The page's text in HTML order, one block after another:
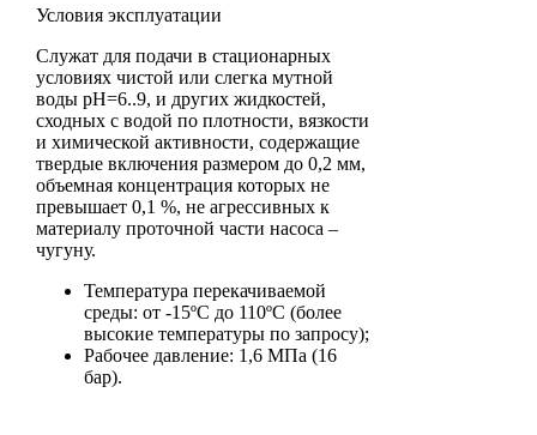
Условия эксплуатации
Служат для подачи в стационарных
условиях чистой или слегка мутной
воды pH=6..9, и других жидкостей,
сходных с водой по плотности, вязкости
и химической активности, содержащие
твердые включения размером до 0,2 мм,
объемная концентрация которых не
превышает 0,1 %, не агрессивных к
материалу проточной части насоса –
чугуну.
Температура перекачиваемой
среды: от -15ºС до 110ºС (более
высокие температуры по запросу);
Рабочее давление: 1,6 МПа (16
бар).